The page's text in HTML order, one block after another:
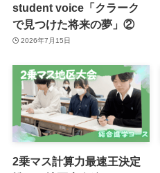
student voice「クラーク
で見つけた将来の夢」②
2026年7月15日
2乗マス計算力最速王決定